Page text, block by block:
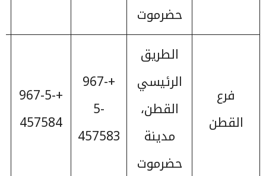
حضرموت
فرع
القطن
الطريق
الرئيسي
القطن،
مدينة
حضرموت
+967-
5-
457583
+967-5-
457584